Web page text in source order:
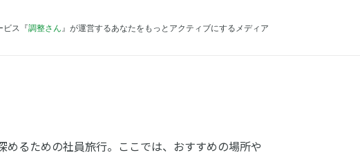
ビス『調整さん 』が運営するあなたをもっとアクティブにするメディア
るための社員旅行。ここでは、おすすめの場所や